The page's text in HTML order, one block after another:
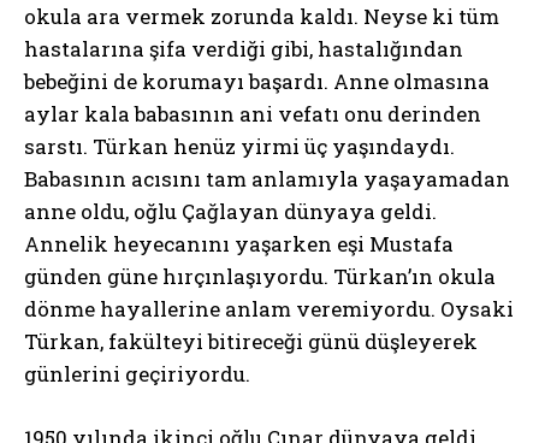
okula ara vermek zorunda kaldı. Neyse ki tüm
hastalarına şifa verdiği gibi, hastalığından
bebeğini de korumayı başardı. Anne olmasına
aylar kala babasının ani vefatı onu derinden
sarstı. Türkan henüz yirmi üç yaşındaydı.
Babasının acısını tam anlamıyla yaşayamadan
anne oldu, oğlu Çağlayan dünyaya geldi.
Annelik heyecanını yaşarken eşi Mustafa
günden güne hırçınlaşıyordu. Türkan’ın okula
dönme hayallerine anlam veremiyordu. Oysaki
Türkan, fakülteyi bitireceği günü düşleyerek
günlerini geçiriyordu.